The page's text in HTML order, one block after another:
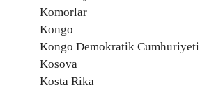
Komorlar
Kongo
Kongo Demokratik Cumhuriyeti
Kosova
Kosta Rika